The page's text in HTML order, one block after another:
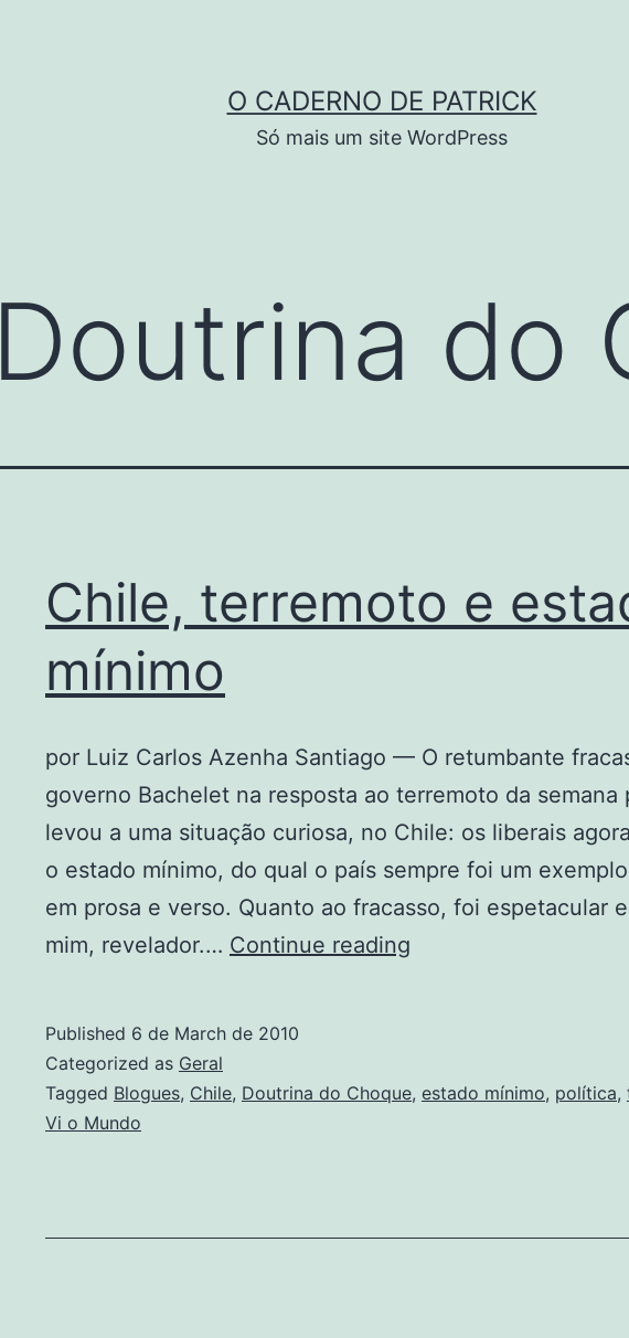
O CADERNO DE PATRICK
Só mais um site WordPress
Doutrina do
Chile, terremoto e
mínimo
por Luiz Carlos Azenha Santiago — O retumbante
governo Bachelet na resposta ao terremoto da semana
levou a uma situação curiosa, no Chile: os liberais
o estado mínimo, do qual o país sempre foi um
em prosa e verso. Quanto ao fracasso, foi espetacular
mim, revelador.… Continue reading
mínimo
Published 6 de March de 2010
Categorized as Geral
Tagged Blogues, Chile, Doutrina do Choque, estado mínimo, política,
Vi o Mundo